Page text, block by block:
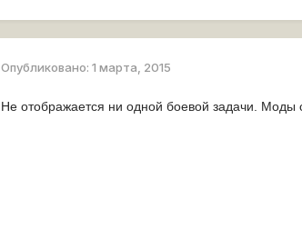
Опубликовано:1 марта, 2015
Не отображается ни одной боевой задачи. Моды